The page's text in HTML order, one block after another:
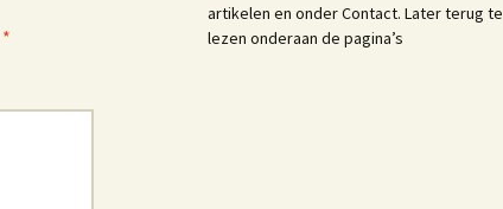
*
artikelen en onder Contact. Later terug te
lezen onderaan de pagina’s